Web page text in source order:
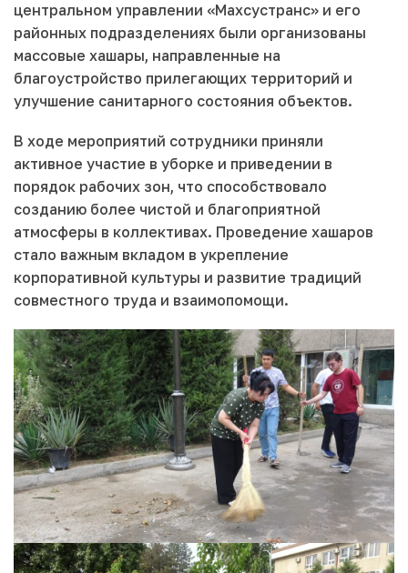
центральном управлении «Махсустранс» и его
районных подразделениях были организованы
массовые хашары, направленные на
благоустройство прилегающих территорий и
улучшение санитарного состояния объектов.
В ходе мероприятий сотрудники приняли
активное участие в уборке и приведении в
порядок рабочих зон, что способствовало
созданию более чистой и благоприятной
атмосферы в коллективах. Проведение хашаров
стало важным вкладом в укрепление
корпоративной культуры и развитие традиций
совместного труда и взаимопомощи.